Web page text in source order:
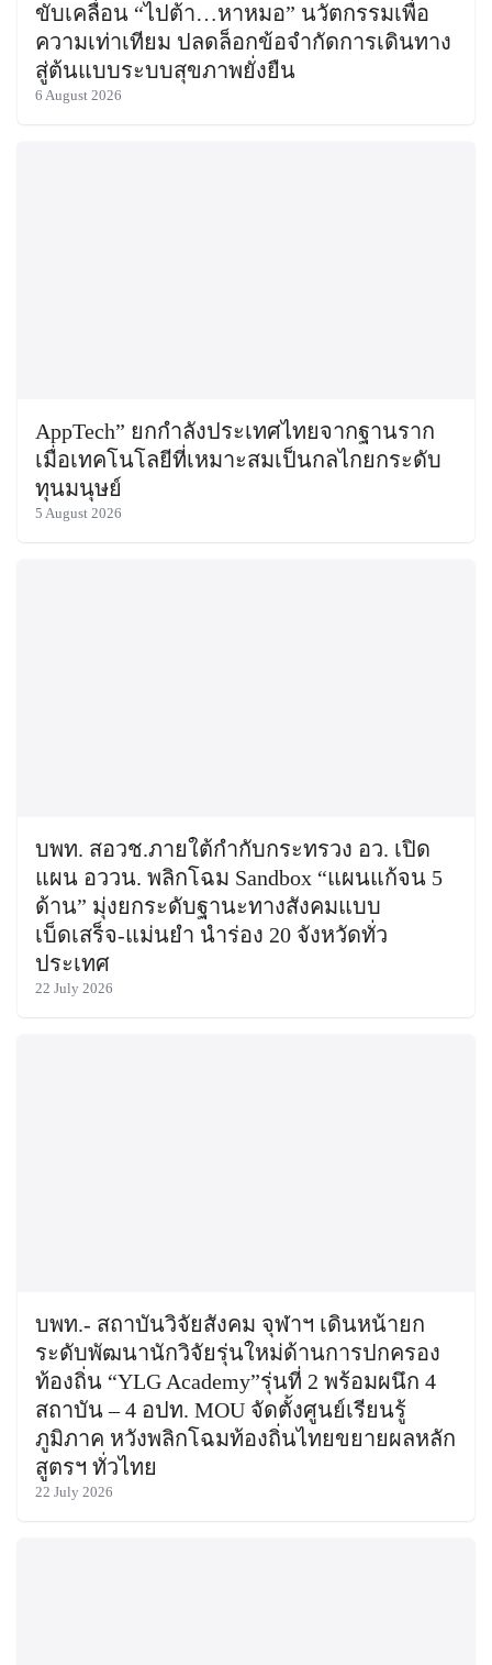
ขับเคลื่อน “ไปต้า…หาหมอ” นวัตกรรมเพื่อ
ความเท่าเทียม ปลดล็อกข้อจำกัดการเดินทาง
สู่ต้นแบบระบบสุขภาพยั่งยืน
6 August 2026
AppTech”​ ยกกำลังประเทศไทยจากฐานราก
เมื่อเทคโนโลยีที่เหมาะสมเป็นกลไกยกระดับ
ทุนมนุษย์
5 August 2026
บพท. สอวช.ภายใต้กำกับกระทรวง อว. เปิด
แผน อววน. พลิกโฉม Sandbox “แผนแก้จน 5
ด้าน” มุ่งยกระดับฐานะทางสังคมแบบ
เบ็ดเสร็จ-แม่นยำ นำร่อง 20 จังหวัดทั่ว
ประเทศ
22 July 2026
บพท.- สถาบันวิจัยสังคม จุฬาฯ เดินหน้ายก
ระดับพัฒนานักวิจัยรุ่นใหม่ด้านการปกครอง
ท้องถิ่น “YLG Academy”รุ่นที่ 2 พร้อมผนึก 4
สถาบัน – 4 อปท. MOU จัดตั้งศูนย์เรียนรู้
ภูมิภาค หวังพลิกโฉมท้องถิ่นไทยขยายผลหลัก
สูตรฯ ทั่วไทย
22 July 2026